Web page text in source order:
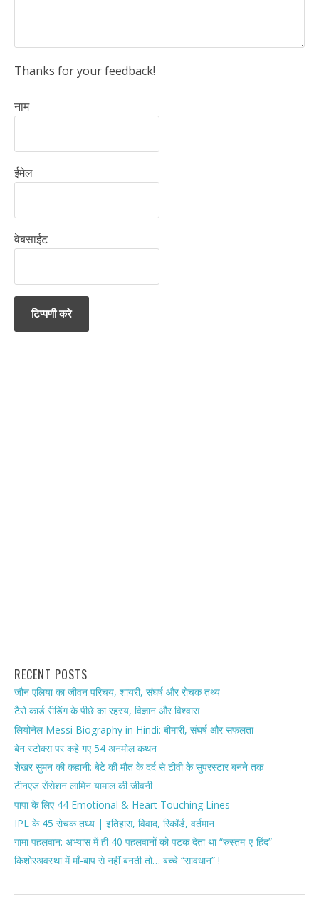
Thanks for your feedback!
नाम
ईमेल
वेबसाईट
RECENT POSTS
जौन एलिया का जीवन परिचय, शायरी, संघर्ष और रोचक तथ्य
टैरो कार्ड रीडिंग के पीछे का रहस्य, विज्ञान और विश्वास
लियोनेल Messi Biography in Hindi: बीमारी, संघर्ष और सफलता
बेन स्टोक्स पर कहे गए 54 अनमोल कथन
शेखर सुमन की कहानी: बेटे की मौत के दर्द से टीवी के सुपरस्टार बनने तक
टीनएज सेंसेशन लामिन यामाल की जीवनी
पापा के लिए 44 Emotional & Heart Touching Lines
IPL के 45 रोचक तथ्य | इतिहास, विवाद, रिकॉर्ड, वर्तमान
गामा पहलवान: अभ्यास में ही 40 पहलवानों को पटक देता था “रुस्तम-ए-हिंद”
किशोरअवस्था में माँ-बाप से नहीं बनती तो… बच्चे “सावधान” !